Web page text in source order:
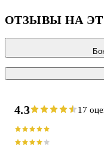
ОТЗЫВЫ НА
4.3 17